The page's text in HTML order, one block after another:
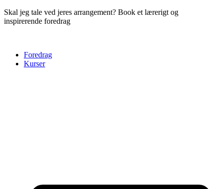
Skal jeg tale ved jeres arrangement? Book et lærerigt og
inspirerende foredrag
Foredrag
Kurser